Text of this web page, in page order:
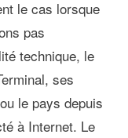
le cas lorsque
pas
technique, le
ses
le pays depuis
à Internet. Le